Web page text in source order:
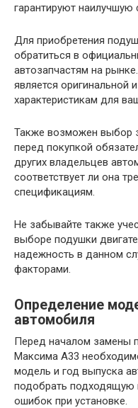
гарантируют наилучшую
Для приобретения
обратиться в
автозапчастям на
является оригинальной
характеристикам для
Также возможен выбор
перед покупкой
других владельцев
соответствует ли она
спецификациям.
Не забывайте также
выборе подушки
надежность в данном
факторами.
Определение
автомобиля
Перед началом замены
Максима А33
модель и год выпуска
подобрать подходящую
ошибок при установке.